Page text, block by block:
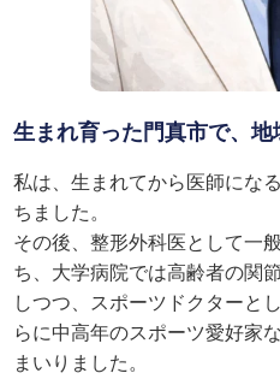
生まれ育った門真市で、
私は、生まれてから医師にな
ちました。
その後、整形外科医として一
ち、大学病院では高齢者の関
しつつ、スポーツドクターと
らに中高年のスポーツ愛好家
まいりました。